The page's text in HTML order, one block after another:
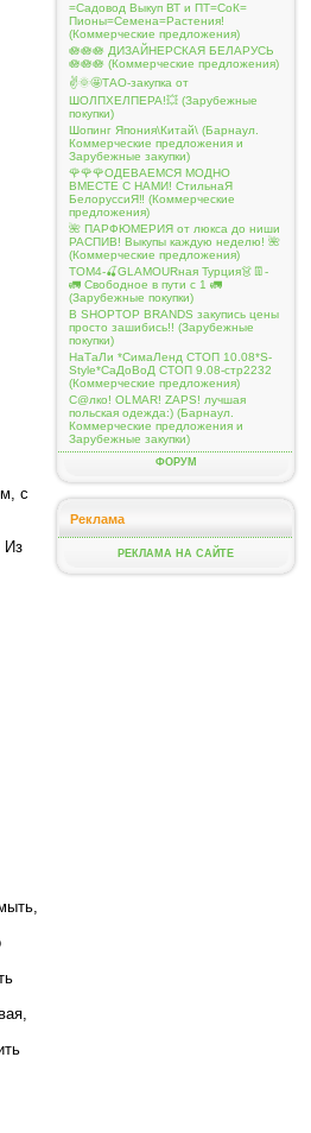
с
Из
=Садовод Выкуп ВТ и ПТ=СоК=
Пионы=Семена=Растения!
(Коммерческие предложения)
🪷🪷🪷 ДИЗАЙНЕРСКАЯ БЕЛАРУСЬ
🪷🪷🪷 (Коммерческие предложения)
✌️🌞🤩ТАО-закупка от
ШОЛПХЕЛПЕРА!💥 (Зарубежные
покупки)
Шопинг Япония\Китай\ (Барнаул.
Коммерческие предложения и
Зарубежные закупки)
🌹🌹🌹ОДЕВАЕМСЯ МОДНО
ВМЕСТЕ С НАМИ! СтильнаЯ
БелоруссиЯ‼ (Коммерческие
предложения)
🌺 ПАРФЮМЕРИЯ от люкса до ниши
РАСПИВ! Выкупы каждую неделю! 🌺
(Коммерческие предложения)
ТОМ4-🍒GLAMOURная Турция👗👖-
🚛 Свободное в пути с 1 🚛
(Зарубежные покупки)
В SHOPTOP BRANDS закупись цены
просто зашибись!! (Зарубежные
покупки)
НаТаЛи *СимаЛенд СТОП 10.08*S-
Style*СаДоВоД СТОП 9.08-стр2232
(Коммерческие предложения)
С@лко! OLMAR! ZAPS! лучшая
польская одежда:) (Барнаул.
Коммерческие предложения и
Зарубежные закупки)
ФОРУМ
Реклама
РЕКЛАМА НА САЙТЕ